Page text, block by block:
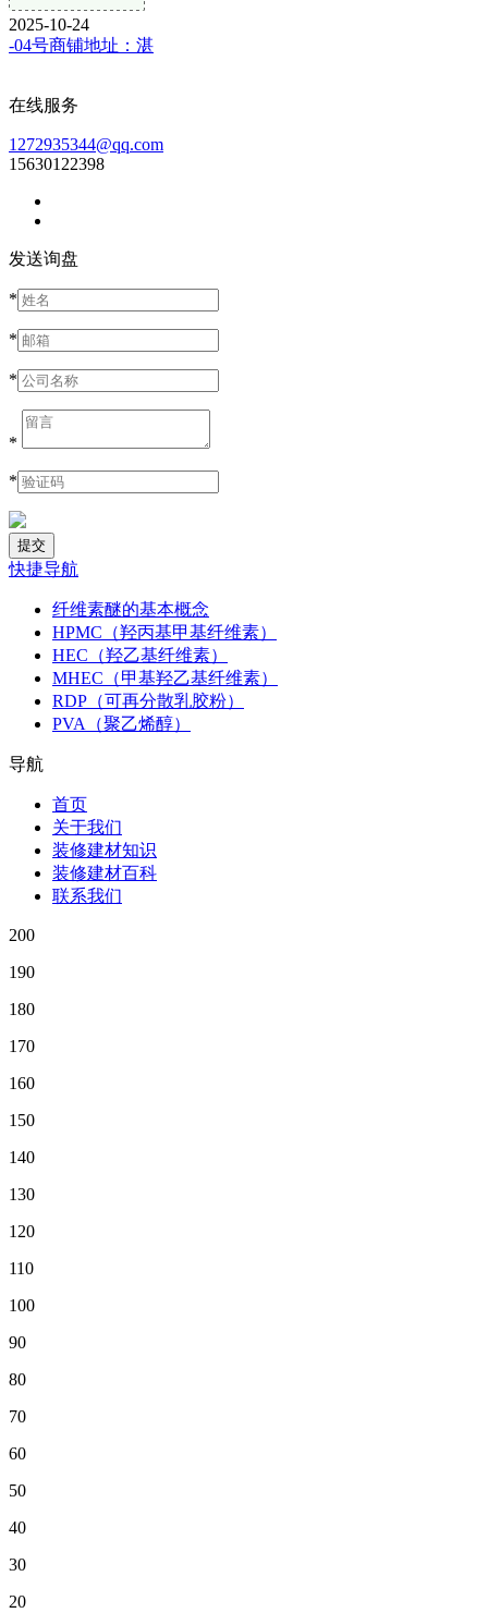
2025-10-24
-04号商铺地址：湛
在线服务
1272935344@qq.com
15630122398
发送询盘
*
*
*
*
*
快捷导航
纤维素醚的基本概念
HPMC（羟丙基甲基纤维素）
HEC（羟乙基纤维素）
MHEC（甲基羟乙基纤维素）
RDP（可再分散乳胶粉）
PVA（聚乙烯醇）
导航
首页
关于我们
装修建材知识
装修建材百科
联系我们
200
190
180
170
160
150
140
130
120
110
100
90
80
70
60
50
40
30
20